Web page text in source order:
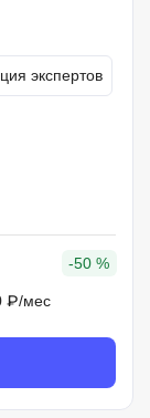
экспертов
-50 %
₽/мес